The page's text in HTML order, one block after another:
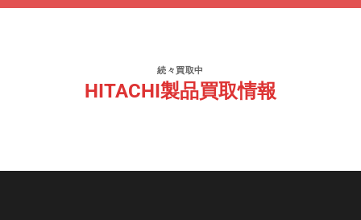
続々買取中
HITACHI製品買取情報